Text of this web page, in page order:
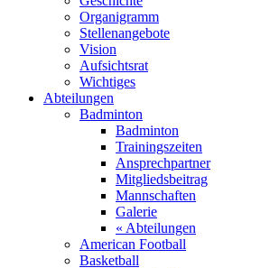
Organigramm
Stellenangebote
Vision
Aufsichtsrat
Wichtiges
Abteilungen
Badminton
Badminton
Trainingszeiten
Ansprechpartner
Mitgliedsbeitrag
Mannschaften
Galerie
« Abteilungen
American Football
Basketball